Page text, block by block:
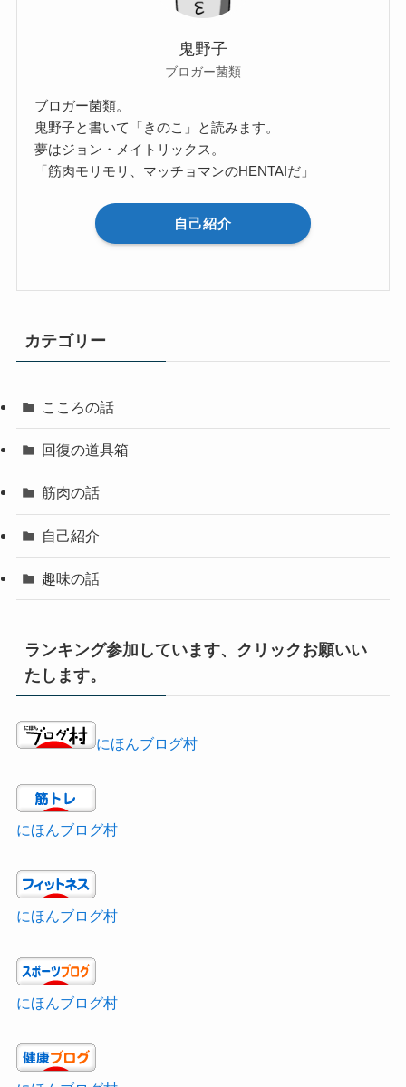
鬼野子
ブロガー菌類
ブロガー菌類。
鬼野子と書いて「きのこ」と読みます。
夢はジョン・メイトリックス。
「筋肉モリモリ、マッチョマンのHENTAIだ」
自己紹介
カテゴリー
こころの話
回復の道具箱
筋肉の話
自己紹介
趣味の話
ランキング参加しています、クリックお願いい
たします。
にほんブログ村
にほんブログ村
にほんブログ村
にほんブログ村